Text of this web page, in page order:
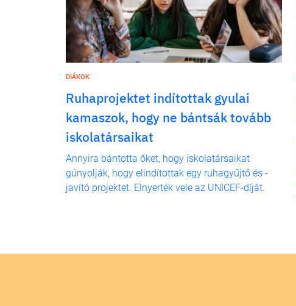
DIÁKOK
Ruhaprojektet indítottak gyulai
kamaszok, hogy ne bántsák tovább
iskolatársaikat
Annyira bántotta őket, hogy iskolatársaikat
gúnyolják, hogy elindítottak egy ruhagyűjtő és -
javító projektet. Elnyerték vele az UNICEF-díját.